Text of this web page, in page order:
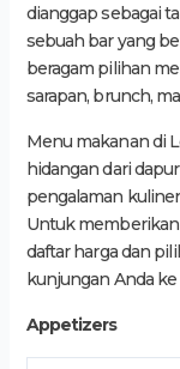
dianggap sebagai
sebuah bar yang
beragam pilihan
sarapan, brunch,
Menu makanan di
hidangan dari
pengalaman
Untuk
daftar harga dan
kunjungan Anda
Appetizers